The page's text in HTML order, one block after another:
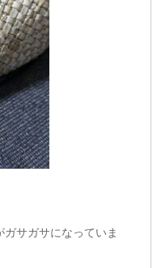
サガサになっていま